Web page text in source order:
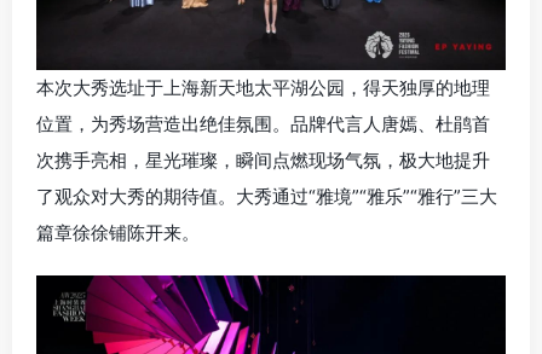
本次大秀选址于上海新天地太平湖公园，得天独厚的地理
位置，为秀场营造出绝佳氛围。品牌代言人唐嫣、杜鹃首
次携手亮相，星光璀璨，瞬间点燃现场气氛，极大地提升
了观众对大秀的期待值。大秀通过“雅境”“雅乐”“雅行”三大
篇章徐徐铺陈开来。